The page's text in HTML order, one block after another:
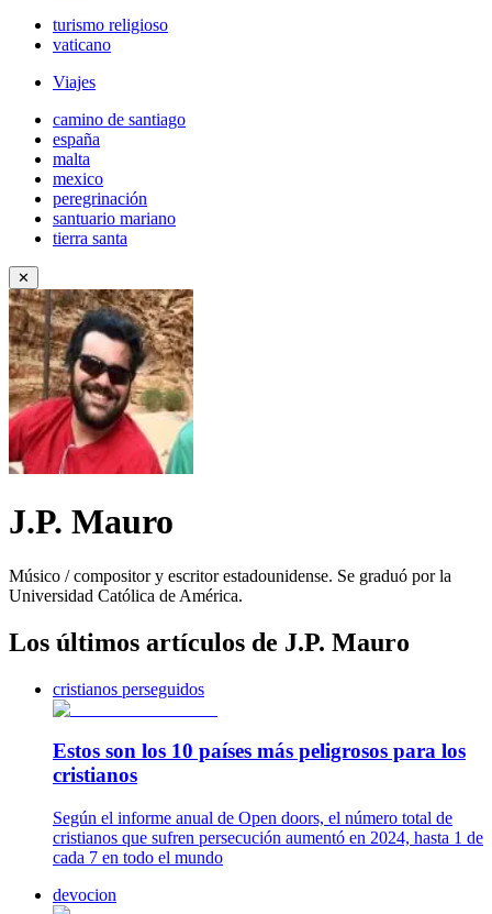
turismo religioso
vaticano
Viajes
camino de santiago
españa
malta
mexico
peregrinación
santuario mariano
tierra santa
✕
J.P. Mauro
Músico / compositor y escritor estadounidense. Se graduó por la
Universidad Católica de América.
Los últimos artículos de J.P. Mauro
cristianos perseguidos
Estos son los 10 países más peligrosos para los
cristianos
Según el informe anual de Open doors, el número total de
cristianos que sufren persecución aumentó en 2024, hasta 1 de
cada 7 en todo el mundo
devocion